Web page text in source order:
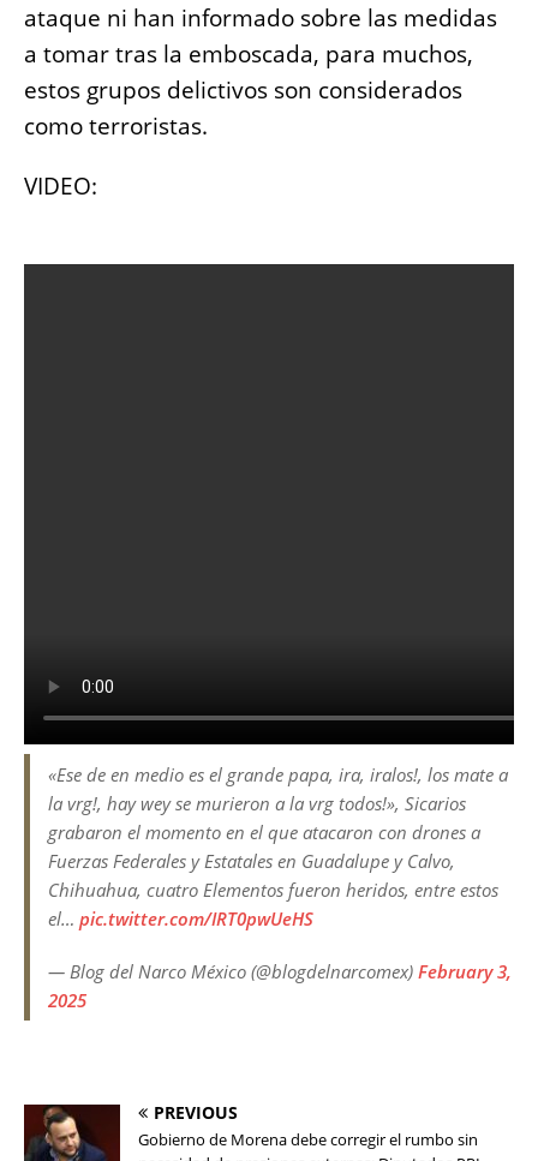
ataque ni han informado sobre las medidas
a tomar tras la emboscada, para muchos,
estos grupos delictivos son considerados
como terroristas.
VIDEO:
«Ese de en medio es el grande papa, ira, iralos!, los mate a
la vrg!, hay wey se murieron a la vrg todos!», Sicarios
grabaron el momento en el que atacaron con drones a
Fuerzas Federales y Estatales en Guadalupe y Calvo,
Chihuahua, cuatro Elementos fueron heridos, entre estos
el… pic.twitter.com/IRT0pwUeHS
— Blog del Narco México (@blogdelnarcomex) February 3,
2025
PREVIOUS
Gobierno de Morena debe corregir el rumbo sin